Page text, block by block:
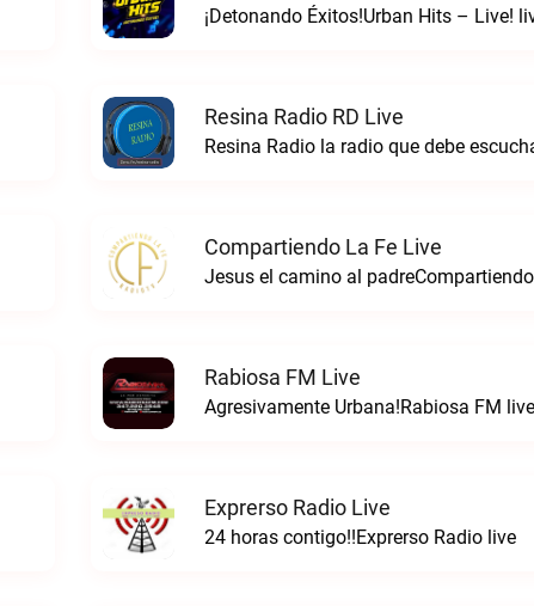
¡Detonando Éxitos!Urban Hits – Live!
Resina Radio RD Live
Resina Radio la radio que debe
Compartiendo La Fe Live
Jesus el camino al
Rabiosa FM Live
Agresivamente Urbana!Rabiosa FM live
Exprerso Radio Live
24 horas contigo!!Exprerso Radio live